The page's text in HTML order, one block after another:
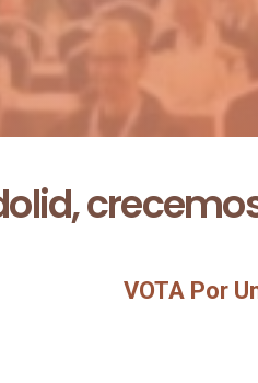
VOTA Por